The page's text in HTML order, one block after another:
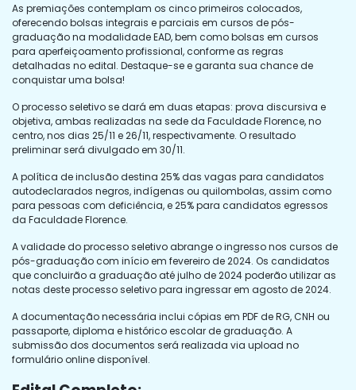
As premiações contemplam os cinco primeiros colocados,
oferecendo bolsas integrais e parciais em cursos de pós-
graduação na modalidade EAD, bem como bolsas em cursos
para aperfeiçoamento profissional, conforme as regras
detalhadas no edital. Destaque-se e garanta sua chance de
conquistar uma bolsa!
O processo seletivo se dará em duas etapas: prova discursiva e
objetiva, ambas realizadas na sede da Faculdade Florence, no
centro, nos dias 25/11 e 26/11, respectivamente. O resultado
preliminar será divulgado em 30/11.
A política de inclusão destina 25% das vagas para candidatos
autodeclarados negros, indígenas ou quilombolas, assim como
para pessoas com deficiência, e 25% para candidatos egressos
da Faculdade Florence.
A validade do processo seletivo abrange o ingresso nos cursos de
pós-graduação com início em fevereiro de 2024. Os candidatos
que concluirão a graduação até julho de 2024 poderão utilizar as
notas deste processo seletivo para ingressar em agosto de 2024.
A documentação necessária inclui cópias em PDF de RG, CNH ou
passaporte, diploma e histórico escolar de graduação. A
submissão dos documentos será realizada via upload no
formulário online disponível.